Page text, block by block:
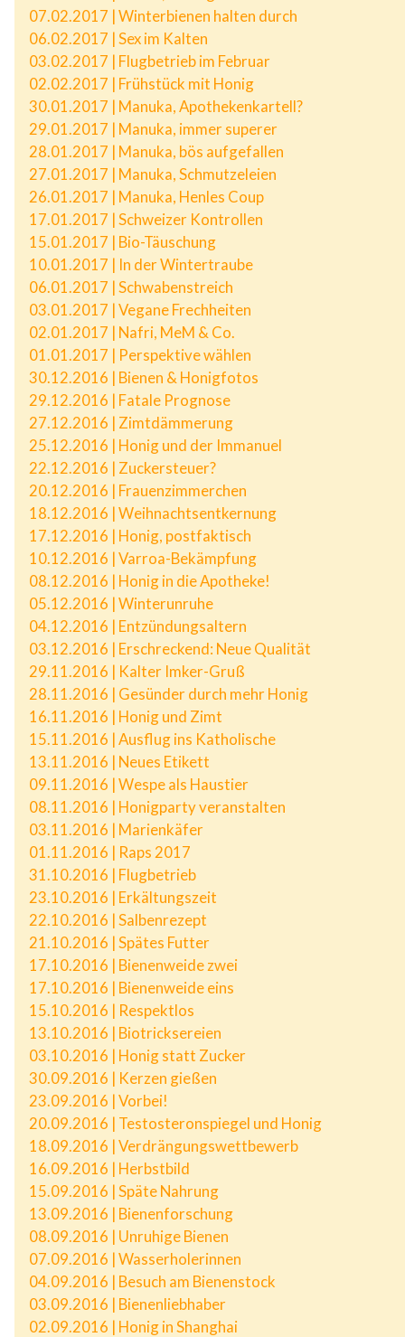
07.02.2017 | Winterbienen halten durch
06.02.2017 | Sex im Kalten
03.02.2017 | Flugbetrieb im Februar
02.02.2017 | Frühstück mit Honig
30.01.2017 | Manuka, Apothekenkartell?
29.01.2017 | Manuka, immer superer
28.01.2017 | Manuka, bös aufgefallen
27.01.2017 | Manuka, Schmutzeleien
26.01.2017 | Manuka, Henles Coup
17.01.2017 | Schweizer Kontrollen
15.01.2017 | Bio-Täuschung
10.01.2017 | In der Wintertraube
06.01.2017 | Schwabenstreich
03.01.2017 | Vegane Frechheiten
02.01.2017 | Nafri, MeM & Co.
01.01.2017 | Perspektive wählen
30.12.2016 | Bienen & Honigfotos
29.12.2016 | Fatale Prognose
27.12.2016 | Zimtdämmerung
25.12.2016 | Honig und der Immanuel
22.12.2016 | Zuckersteuer?
20.12.2016 | Frauenzimmerchen
18.12.2016 | Weihnachtsentkernung
17.12.2016 | Honig, postfaktisch
10.12.2016 | Varroa-Bekämpfung
08.12.2016 | Honig in die Apotheke!
05.12.2016 | Winterunruhe
04.12.2016 | Entzündungsaltern
03.12.2016 | Erschreckend: Neue Qualität
29.11.2016 | Kalter Imker-Gruß
28.11.2016 | Gesünder durch mehr Honig
16.11.2016 | Honig und Zimt
15.11.2016 | Ausflug ins Katholische
13.11.2016 | Neues Etikett
09.11.2016 | Wespe als Haustier
08.11.2016 | Honigparty veranstalten
03.11.2016 | Marienkäfer
01.11.2016 | Raps 2017
31.10.2016 | Flugbetrieb
23.10.2016 | Erkältungszeit
22.10.2016 | Salbenrezept
21.10.2016 | Spätes Futter
17.10.2016 | Bienenweide zwei
17.10.2016 | Bienenweide eins
15.10.2016 | Respektlos
13.10.2016 | Biotricksereien
03.10.2016 | Honig statt Zucker
30.09.2016 | Kerzen gießen
23.09.2016 | Vorbei!
20.09.2016 | Testosteronspiegel und Honig
18.09.2016 | Verdrängungswettbewerb
16.09.2016 | Herbstbild
15.09.2016 | Späte Nahrung
13.09.2016 | Bienenforschung
08.09.2016 | Unruhige Bienen
07.09.2016 | Wasserholerinnen
04.09.2016 | Besuch am Bienenstock
03.09.2016 | Bienenliebhaber
02.09.2016 | Honig in Shanghai